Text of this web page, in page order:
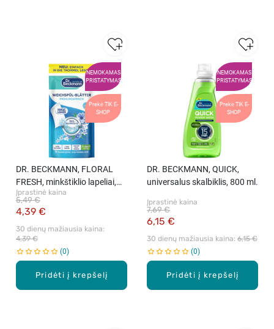
NEMOKAMAS
PRISTATYMAS
Prekė TIK E-
SHOP
Pridėti į krepšelį
DR. BECKMANN, FLORAL
FRESH, minkštiklio lapeliai,
14 vnt.
Įprastinė kaina
4,39 €
5,49 €
30 dienų mažiausia kaina:
4,39 €
0
NEMOKAMAS
PRISTATYMAS
Prekė TIK E-
SHOP
Pridėti į krepšelį
DR. BECKMANN, QUICK,
universalus skalbiklis, 800 ml.
Įprastinė kaina
6,15 €
7,69 €
30 dienų mažiausia kaina: 6,15 €
0